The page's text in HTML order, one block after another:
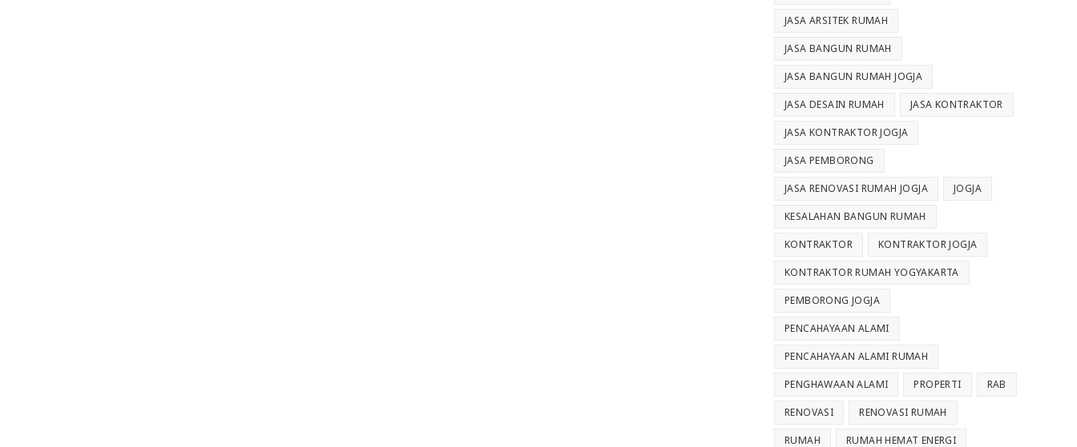
JASA ARSITEK RUMAH
JASA BANGUN RUMAH
JASA BANGUN RUMAH JOGJA
JASA DESAIN RUMAH JASA KONTRAKTOR
JASA KONTRAKTOR JOGJA
JASA PEMBORONG
JASA RENOVASI RUMAH JOGJA JOGJA
KESALAHAN BANGUN RUMAH
KONTRAKTOR KONTRAKTOR JOGJA
KONTRAKTOR RUMAH YOGYAKARTA
PEMBORONG JOGJA
PENCAHAYAAN ALAMI
PENCAHAYAAN ALAMI RUMAH
PENGHAWAAN ALAMI PROPERTI RAB
RENOVASI RENOVASI RUMAH
RUMAH RUMAH HEMAT ENERGI